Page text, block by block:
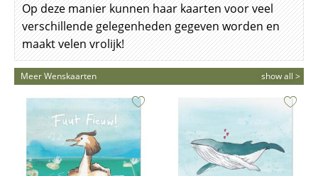
Op deze manier kunnen haar kaarten voor veel
verschillende gelegenheden gegeven worden en
maakt velen vrolijk!
Meer Wenskaarten show all >